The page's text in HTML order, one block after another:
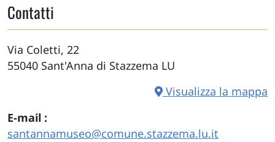
Contatti
Via Coletti, 22
55040 Sant'Anna di Stazzema LU
Visualizza la mappa
E-mail
santannamuseo@comune.stazzema.lu.it